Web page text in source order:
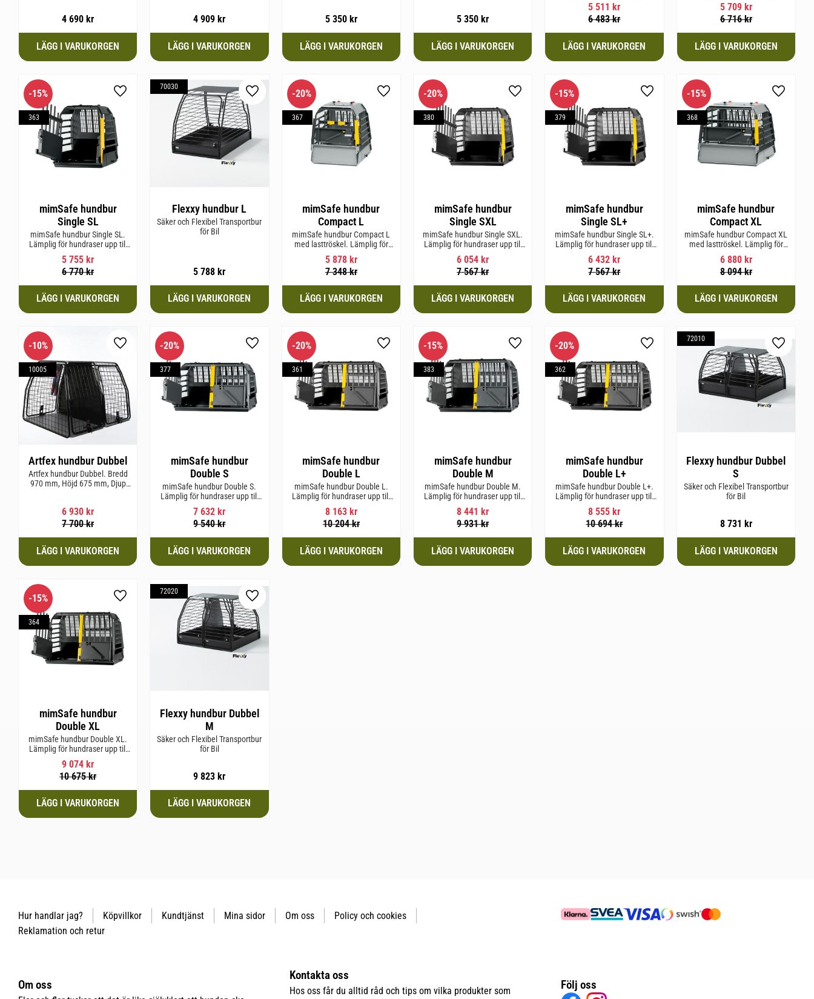
4 690 kr 4 909 kr 5 350kr 5 350 kr
5 511 kr
6 483kr
5 709kr
6 716kr
mimSafe hundbur
Single SL
mimSafe hundbur Single SL.
Lämplig för hundraser upp till
58 cm i mankhöjd.
5 755 kr
6 770kr
15%
363
Lägg till i favoriter
Flexxy hundbur L
Säker och Flexibel Transportbur
för Bil
5 788 kr
70030
Lägg till i favoriter
mimSafe hundbur
Compact L
mimSafe hundbur Compact L
med lasttröskel. Lämplig för
hundraser upp till 58 cm i
mankhöjd.
5 878kr
7 348kr
20%
367
Lägg till i favoriter
mimSafe hundbur
Single SXL
mimSafe hundbur Single SXL.
Lämplig för hundraser upp till
64 cm i mankhöjd.
6 054 kr
7 567kr
20%
380
Lägg till i favoriter
mimSafe hundbur
Single SL+
mimSafe hundbur Single SL+.
Lämplig för hundraser upp till
62 cm i mankhöjd.
6 432 kr
7 567kr
15%
379
Lägg till i favoriter
mimSafe hundbur
Compact XL
mimSafe hundbur Compact XL
med lasttröskel. Lämplig för
hundraser upp till 58 cm i
mankhöjd.
6 880kr
8 094kr
15%
368
Lägg till
Artfex hundbur Dubbel
Artfex hundbur Dubbel. Bredd
970 mm, Höjd 675 mm, Djup
6 930 kr
7 700kr
10%
10005
Lägg till i favoriter
mimSafe hundbur
Double S
mimSafe hundbur Double S.
Lämplig för hundraser upp till
52 cm i mankhöjd.
7 632 kr
9 540kr
20%
377
Lägg till i favoriter
mimSafe hundbur
Double L
mimSafe hundbur Double L.
Lämplig för hundraser upp till
58 cm i mankhöjd.
8 163kr
10 204kr
20%
361
Lägg till i favoriter
mimSafe hundbur
Double M
mimSafe hundbur Double M.
Lämplig för hundraser upp till
58 cm i mankhöjd.
8 441 kr
9 931kr
15%
383
Lägg till i favoriter
mimSafe hundbur
Double L+
mimSafe hundbur Double L+.
Lämplig för hundraser upp till
62 cm i mankhöjd
8 555 kr
10 694kr
20%
362
Lägg till i favoriter
Flexxy hundbur Dubbel
S
Säker och Flexibel Transportbur
för Bil
8 731 kr
72010
Lägg till
mimSafe hundbur
Double XL
mimSafe hundbur Double XL.
Lämplig för hundraser upp till
64 cm i mankhöjd.
9 074 kr
10 675kr
15%
364
Lägg till i favoriter
Flexxy hundbur Dubbel
M
Säker och Flexibel Transportbur
för Bil
9 823 kr
72020
Lägg till i favoriter
Hur handlar jag? Köpvillkor Kundtjänst Mina sidor Om oss
Policy och cookies
Reklamation och retur
Om oss
Kontakta oss
Hos oss får du alltid råd och tips om vilka produkter som Följ oss